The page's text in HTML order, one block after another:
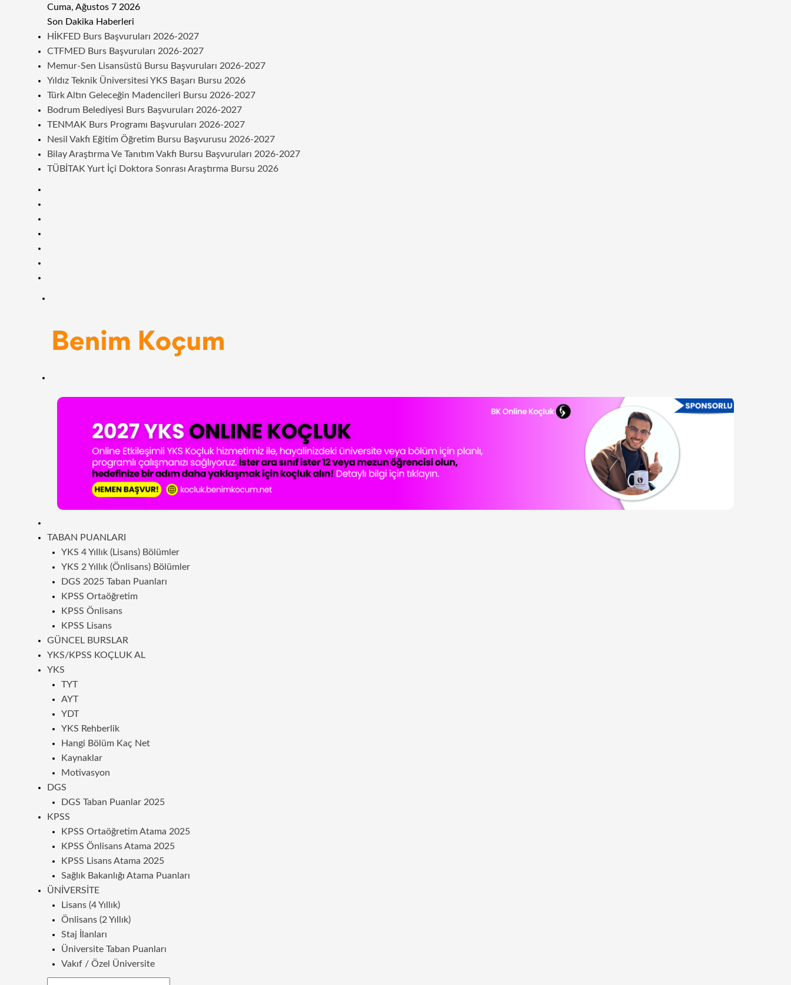
Cuma, Ağustos 7 2026
Son Dakika Haberleri
HİKFED Burs Başvuruları 2026-2027
CTFMED Burs Başvuruları 2026-2027
Memur-Sen Lisansüstü Bursu Başvuruları 2026-2027
Yıldız Teknik Üniversitesi YKS Başarı Bursu 2026
Türk Altın Geleceğin Madencileri Bursu 2026-2027
Bodrum Belediyesi Burs Başvuruları 2026-2027
TENMAK Burs Programı Başvuruları 2026-2027
Nesil Vakfı Eğitim Öğretim Bursu Başvurusu 2026-2027
Bilay Araştırma Ve Tanıtım Vakfı Bursu Başvuruları 2026-2027
TÜBİTAK Yurt İçi Doktora Sonrası Araştırma Bursu 2026
TABAN PUANLARI
YKS 4 Yıllık (Lisans) Bölümler
YKS 2 Yıllık (Önlisans) Bölümler
DGS 2025 Taban Puanları
KPSS Ortaöğretim
KPSS Önlisans
KPSS Lisans
GÜNCEL BURSLAR
YKS/KPSS KOÇLUK AL
YKS
TYT
AYT
YDT
YKS Rehberlik
Hangi Bölüm Kaç Net
Kaynaklar
Motivasyon
DGS
DGS Taban Puanlar 2025
KPSS
KPSS Ortaöğretim Atama 2025
KPSS Önlisans Atama 2025
KPSS Lisans Atama 2025
Sağlık Bakanlığı Atama Puanları
ÜNIVERSITE
Lisans (4 Yıllık)
Önlisans (2 Yıllık)
Staj İlanları
Üniversite Taban Puanları
Vakıf / Özel Üniversite